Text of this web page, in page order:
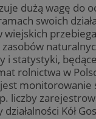
dużą wagę do
swoich
i statystyki,
rolnictwa w
monitorowanie
liczby
Kół